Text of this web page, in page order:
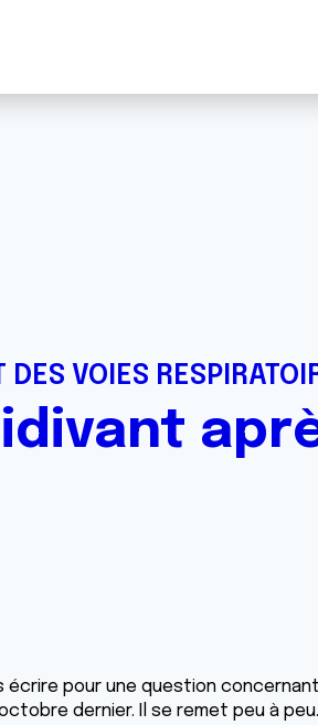
VOIES
pour une question
dernier. Il se remet peu à